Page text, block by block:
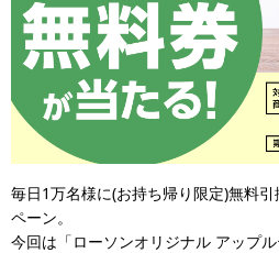
毎日1万名様に(お持ち帰り限定)無料
ペーン。
今回は「ローソンオリジナル アップ